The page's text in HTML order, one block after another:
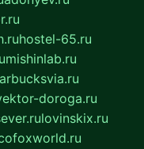
hostel-65.ru
mishinlab.ru
doroga.ru
lovinskix.ru